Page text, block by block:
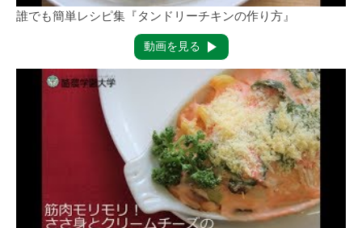
誰でも簡単レシピ集『タンドリーチキンの作り方』
動画を見る